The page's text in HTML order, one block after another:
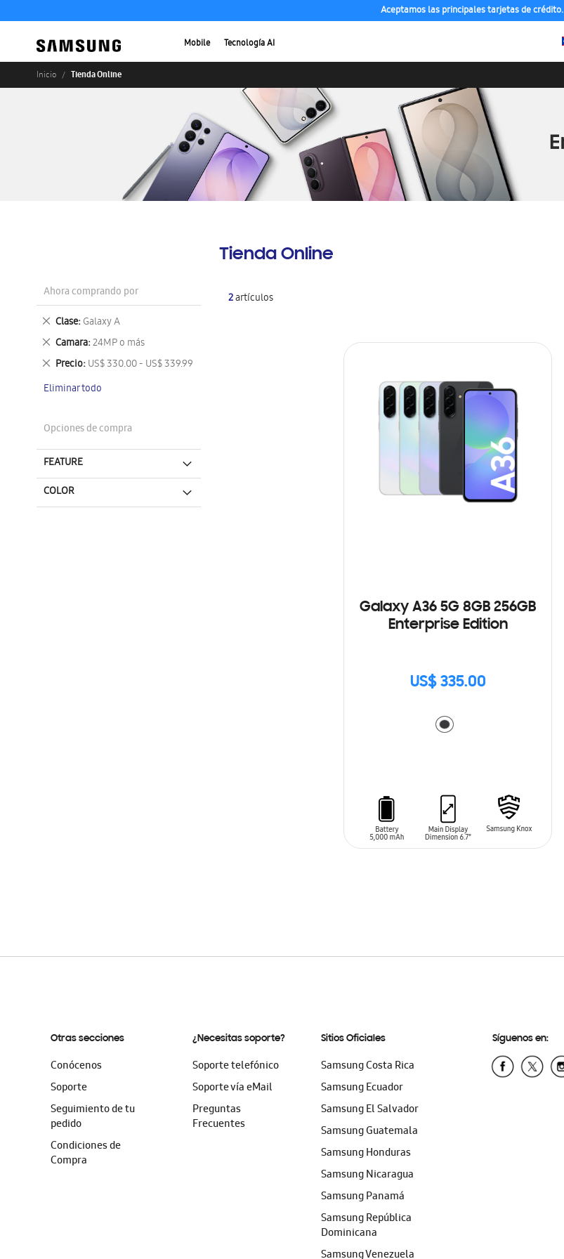
Aceptamos las principales tarjetas de crédito.
Mobile Tecnología AI
Inicio Tienda Online
Tienda Online
2artículos
Galaxy A36 5G 8GB 256GB
Enterprise Edition
US$ 335.00
Ahora comprando por
Clase Galaxy A
Eliminar
este
artículo
Camara 24MP o más
Eliminar
este
artículo
Precio US$ 330.00 - US$ 339.99
Eliminar
artículo
Eliminar todo
Opciones de compra
FEATURE
COLOR
Otras secciones
Conócenos
Soporte
Seguimiento de tu
pedido
Condiciones de
Compra
¿Necesitas soporte?
Soporte telefónico
Soporte vía eMail
Preguntas
Frecuentes
Sitios Oficiales
Samsung Costa Rica
Samsung Ecuador
Samsung El Salvador
Samsung Guatemala
Samsung Honduras
Samsung Nicaragua
Samsung Panamá
Samsung República
Dominicana
Samsung Venezuela
Síguenos en: